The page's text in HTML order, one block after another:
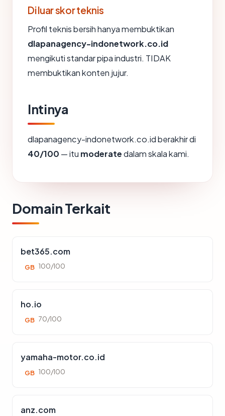
Di luar skor teknis
Profil teknis bersih hanya membuktikan
dlapanagency-indonetwork.co.id
mengikuti standar pipa industri. TIDAK
membuktikan konten jujur.
Intinya
dlapanagency-indonetwork.co.id berakhir di
40/100 — itu moderatedalam skala kami.
Domain Terkait
bet365.com
GB 100/100
ho.io
GB 70/100
yamaha-motor.co.id
GB 100/100
anz.com